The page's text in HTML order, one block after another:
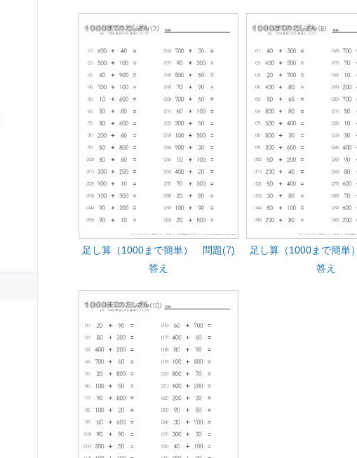
足し算（1000まで簡単） 問題(7)
答え
足し算（1000まで簡
答え